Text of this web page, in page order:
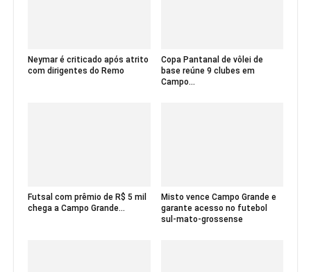
Neymar é criticado após atrito
com dirigentes do Remo
Copa Pantanal de vôlei de
base reúne 9 clubes em
Campo...
Futsal com prêmio de R$ 5 mil
chega a Campo Grande...
Misto vence Campo Grande e
garante acesso no futebol
sul-mato-grossense